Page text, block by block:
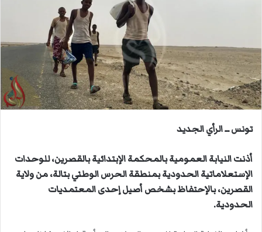
د
ا
إ
ل
ك
ت
ا
تونس ــ الرأي الجديد
أذنت النيابة العمومية بالمحكمة الإبتدائية بالقصرين، للوحدات
الإستعلاماتية الحدودية بمنطقة الحرس الوطني بتالة، من ولاية
القصرين، بالإحتفاظ بشخص أصيل إحدى المعتمديات
الحدودية.